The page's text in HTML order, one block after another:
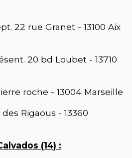
22 rue Granet - 13100 Aix
20 bd Loubet - 13710
roche - 13004 Marseille
Rigaous - 13360
(14) :